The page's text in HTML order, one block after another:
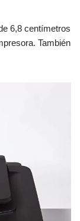
6,8 centímetros
También